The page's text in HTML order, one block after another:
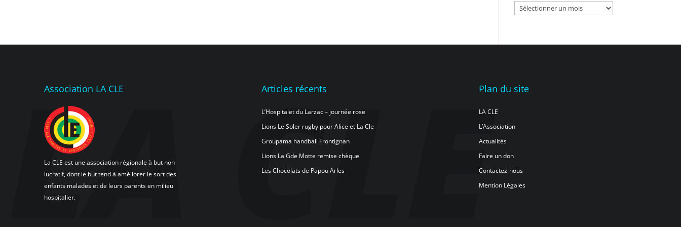
Archives
Association LA CLE
La CLE est une association régionale à but non
lucratif, dont le but tend à améliorer le sort des
enfants malades et de leurs parents en milieu
hospitalier.
Articles récents
L’Hospitalet du Larzac – journée rose
Lions Le Soler rugby pour Alice et La Cle
Groupama handball Frontignan
Lions La Gde Motte remise chèque
Les Chocolats de Papou Arles
Plan du site
LA CLE
L’Association
Actualités
Faire un don
Contactez-nous
Mention Légales